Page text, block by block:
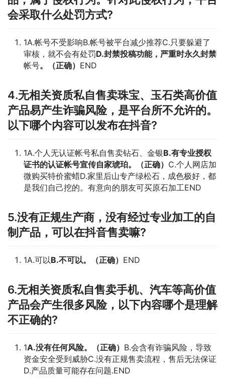
会采取什么处罚方式?
1A.帐号不受影响B.帐号被平台减少推荐C.只要躲避了
审核，就不会有处罚D.封禁投稿功能，严重时永久封禁
帐号。（正确） END
4.无相关资质私自售卖珠宝、玉石类高价值
产品易产生诈骗风险，是平台所不允许的。
以下哪个内容可以发布在抖音?
1A.个人无认证帐号私自售卖钻石、金银B.有专业授权
证书的认证帐号宣传自家琥珀。（正确） C.个人网店加
微购买特价蜜蜡D.家里后山专产绿松石，成色极好，都
是我们自己挖的。有意向的朋友可买原石加工END
5.没有正规生产商，没有经过专业加工的自
制产品，可以在抖音售卖嘛?
1A.可以B.不可以。（正确） END
6.无相关资质私自售卖手机、汽车等高价值
产品会产生很多风险，以下内容哪个是理解
不正确的?
1A.没有任何风险。（正确） B.会含有诈骗风险，导致
资金安全受到威胁C.没有正规售卖流程，售后无法保证
D.产品质量可能存在问题.END